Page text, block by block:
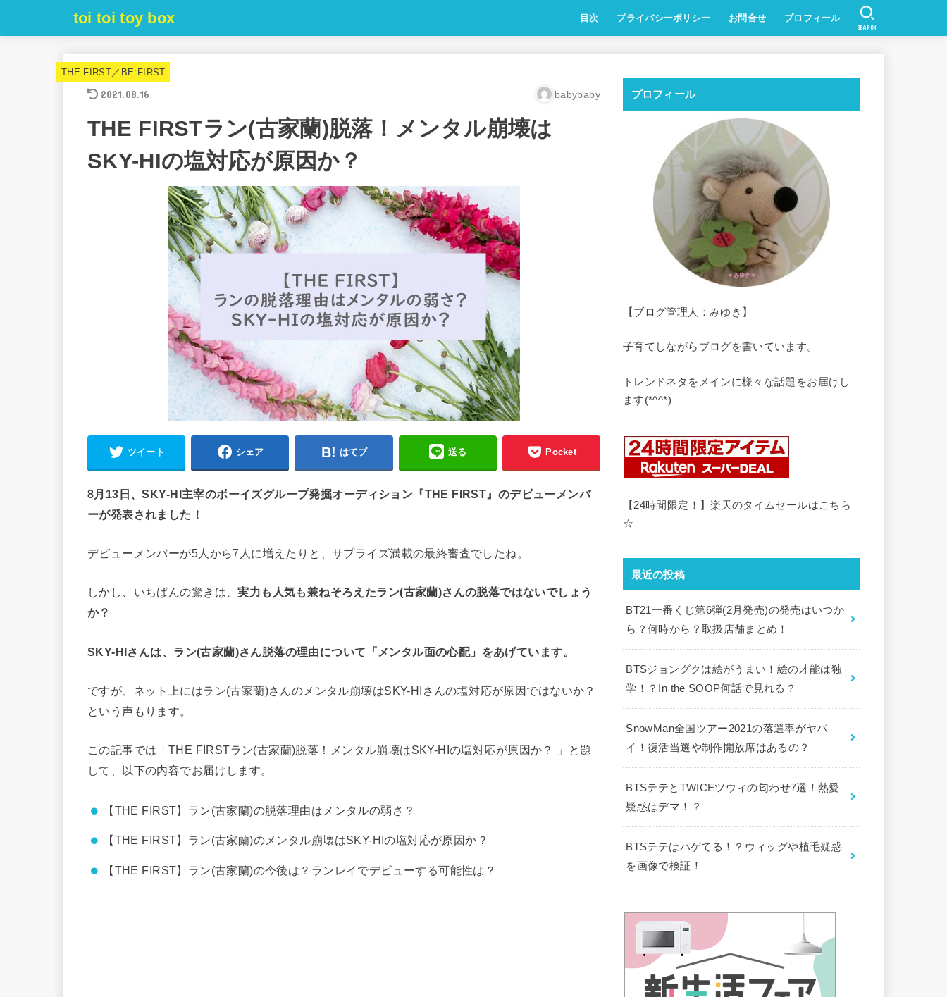
toi toi toy box 目次 プライバシーポリシー お問合せ プロフィール
SEARCH
THE FIRST／BE:FIRST
2021.08.16 babybaby
THE FIRSTラン(古家蘭)脱落！メンタル崩壊は
SKY-HIの塩対応が原因か？
ツイート シェア はてブ 送る Pocket
8月13日、SKY-HI主宰のボーイズグループ発掘オーディション『THE FIRST』のデビューメンバ
ーが発表されました！
デビューメンバーが5人から7人に増えたりと、サプライズ満載の最終審査でしたね。
しかし、いちばんの驚きは、実力も人気も兼ねそろえたラン(古家蘭)さんの脱落ではないでしょう
か？
SKY-HIさんは、ラン(古家蘭)さん脱落の理由について「メンタル面の心配」をあげています。
ですが、ネット上にはラン(古家蘭)さんのメンタル崩壊はSKY-HIさんの塩対応が原因ではないか？
という声もります。
この記事では「THE FIRSTラン(古家蘭)脱落！メンタル崩壊はSKY-HIの塩対応が原因か？ 」と題
して、以下の内容でお届けします。
【THE FIRST】ラン(古家蘭)の脱落理由はメンタルの弱さ？
【THE FIRST】ラン(古家蘭)のメンタル崩壊はSKY-HIの塩対応が原因か？
【THE FIRST】ラン(古家蘭)の今後は？ランレイでデビューする可能性は？
プロフィール
【ブログ管理人：みゆき】
子育てしながらブログを書いています。
トレンドネタをメインに様々な話題をお届けし
ます(*^^*)
【24時間限定！】楽天のタイムセールはこちら
☆
最近の投稿
BT21一番くじ第6弾(2月発売)の発売はいつか
ら？何時から？取扱店舗まとめ！
BTSジョングクは絵がうまい！絵の才能は独
学！？In the SOOP何話で見れる？
SnowMan全国ツアー2021の落選率がヤバ
イ！復活当選や制作開放席はあるの？
BTSテテとTWICEツウィの匂わせ7選！熱愛
疑惑はデマ！？
BTSテテはハゲてる！？ウィッグや植毛疑惑
を画像で検証！